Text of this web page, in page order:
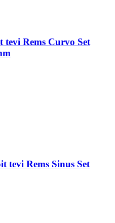
tevi Rems Curvo Set
tevi Rems Sinus Set